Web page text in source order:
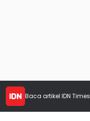
Baca artikel IDN Times